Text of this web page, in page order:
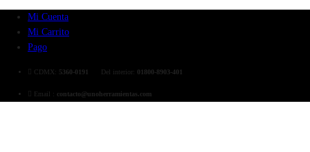
Mi Cuenta
Mi Carrito
Pago
CDMX: 5360-0191 Del interior: 01800-8903-401
Email : contacto@unoherramientas.com